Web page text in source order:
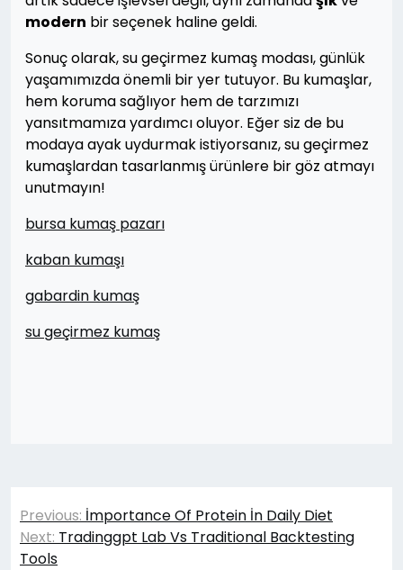
modern bir seçenek haline geldi.
Sonuç olarak, su geçirmez kumaş modası, günlük
yaşamımızda önemli bir yer tutuyor. Bu kumaşlar,
hem koruma sağlıyor hem de tarzımızı
yansıtmamıza yardımcı oluyor. Eğer siz de bu
modaya ayak uydurmak istiyorsanız, su geçirmez
kumaşlardan tasarlanmış ürünlere bir göz atmayı
unutmayın!
bursa kumaş pazarı
kaban kumaşı
gabardin kumaş
su geçirmez kumaş
Yazı
gezinmesi
Previous: İmportance Of Protein İn Daily Diet
Next: Tradinggpt Lab Vs Traditional Backtesting
Tools